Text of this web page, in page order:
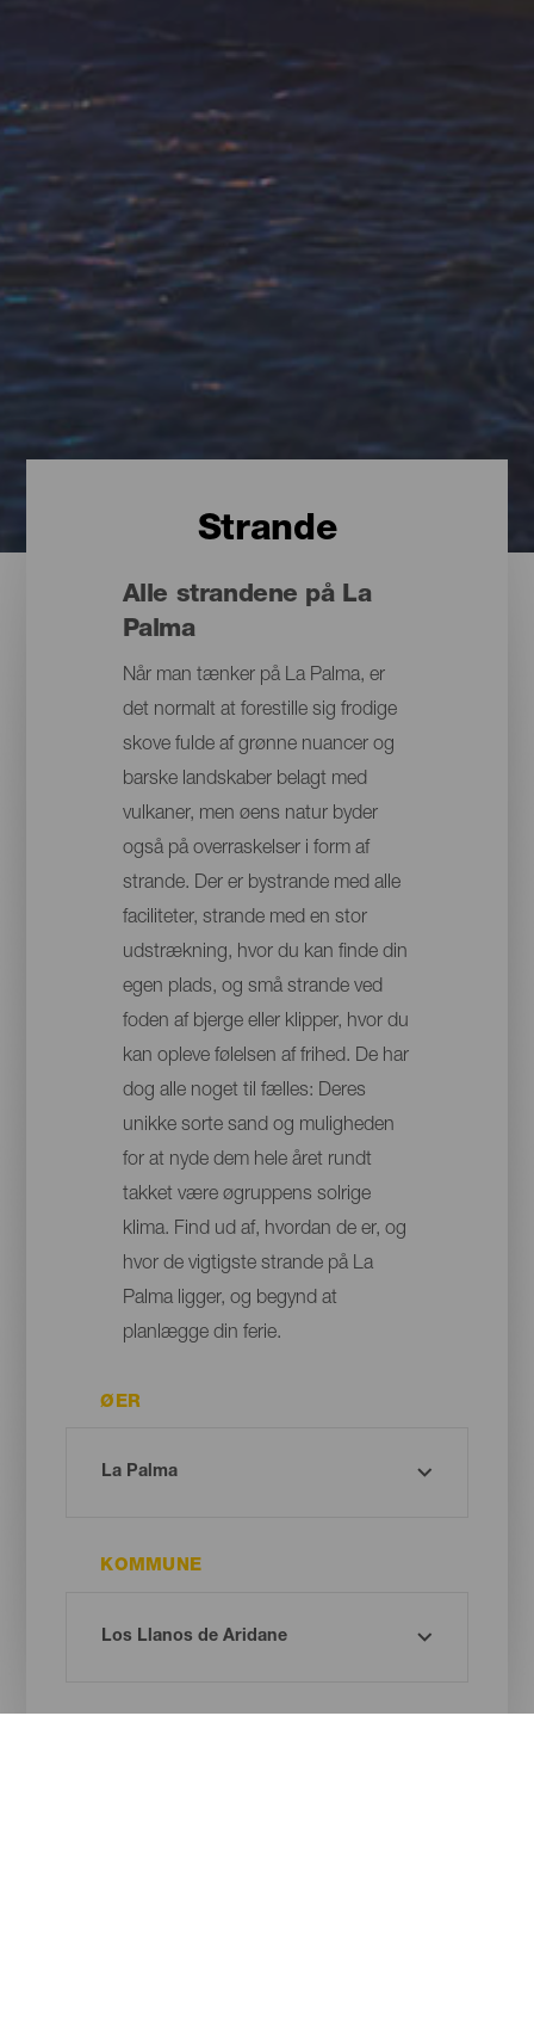
Strande
Alle strandene på La
Palma
Når man tænker på La Palma, er
det normalt at forestille sig frodige
skove fulde af grønne nuancer og
barske landskaber belagt med
vulkaner, men øens natur byder
også på overraskelser i form af
strande. Der er bystrande med alle
faciliteter, strande med en stor
udstrækning, hvor du kan finde din
egen plads, og små strande ved
foden af bjerge eller klipper, hvor du
kan opleve følelsen af frihed. De har
dog alle noget til fælles: Deres
unikke sorte sand og muligheden
for at nyde dem hele året rundt
takket være øgruppens solrige
klima. Find ud af, hvordan de er, og
hvor de vigtigste strande på La
Palma ligger, og begynd at
planlægge din ferie.
ØER
KOMMUNE